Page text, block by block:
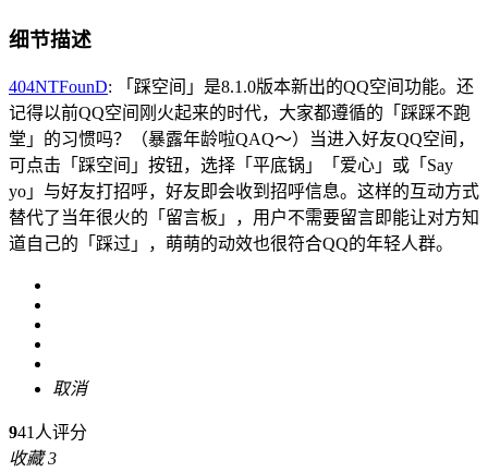
细节描述
404NTFounD: 「踩空间」是8.1.0版本新出的QQ空间功能。还
记得以前QQ空间刚火起来的时代，大家都遵循的「踩踩不跑
堂」的习惯吗？（暴露年龄啦QAQ～）当进入好友QQ空间，
可点击「踩空间」按钮，选择「平底锅」「爱心」或「Say
yo」与好友打招呼，好友即会收到招呼信息。这样的互动方式
替代了当年很火的「留言板」，用户不需要留言即能让对方知
道自己的「踩过」，萌萌的动效也很符合QQ的年轻人群。
取消
941人评分
收藏 3